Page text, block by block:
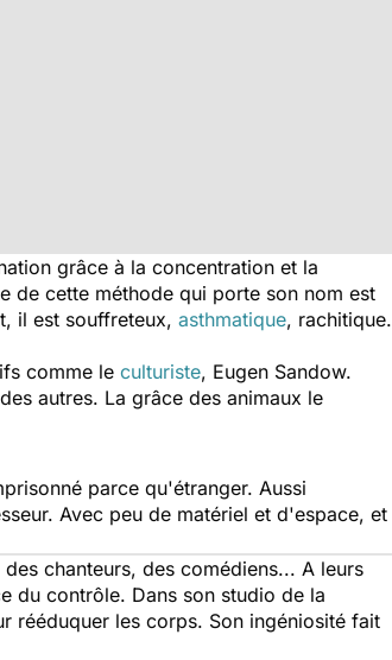
grâce à la concentration et la
de cette méthode qui porte son nom est
il est souffreteux, asthmatique, rachitique.
comme le culturiste, Eugen Sandow.
autres. La grâce des animaux le
parce qu'étranger. Aussi
Avec peu de matériel et d'espace, et
chanteurs, des comédiens... A leurs
du contrôle. Dans son studio de la
rééduquer les corps. Son ingéniosité fait